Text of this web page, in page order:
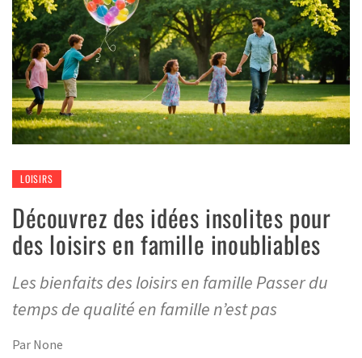
LOISIRS
Découvrez des idées insolites pour
des loisirs en famille inoubliables
Les bienfaits des loisirs en famille Passer du
temps de qualité en famille n’est pas
Par None